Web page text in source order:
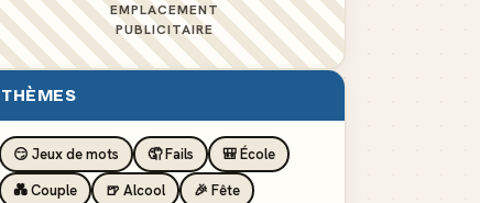
EMPLACEMENT
PUBLICITAIRE
THÈMES
😏 Jeux de mots 🤦 Fails
🎒 École
💑 Couple
🍺 Alcool
🎉 Fête